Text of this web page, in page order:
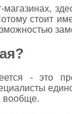
магазинах,
стоит
- это
вообще.